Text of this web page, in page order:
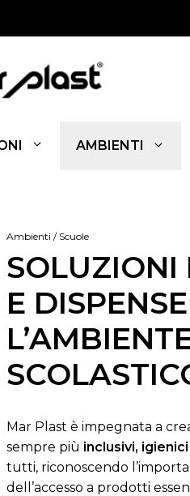
AMBIENTI
Ambienti / Scuole
SOLUZIONI
E
Mar Plast è impegnata a
sempre più inclusivi, igienici
tutti, riconoscendo
dell’accesso a prodotti